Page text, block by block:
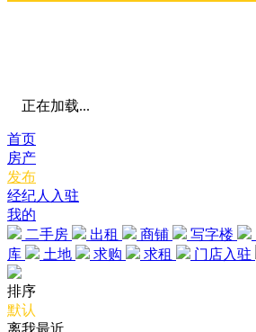
正在加载...
首页
房产
发布
经纪人入驻
我的
二手房
出租 商铺 写字楼
库
土地 求购 求租 门店入驻
排序
默认
离我最近